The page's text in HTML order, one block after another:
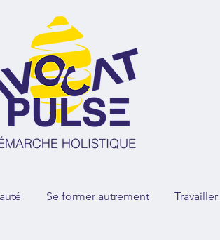
Se former autrement